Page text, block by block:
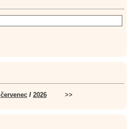
červenec/ 2026 >>